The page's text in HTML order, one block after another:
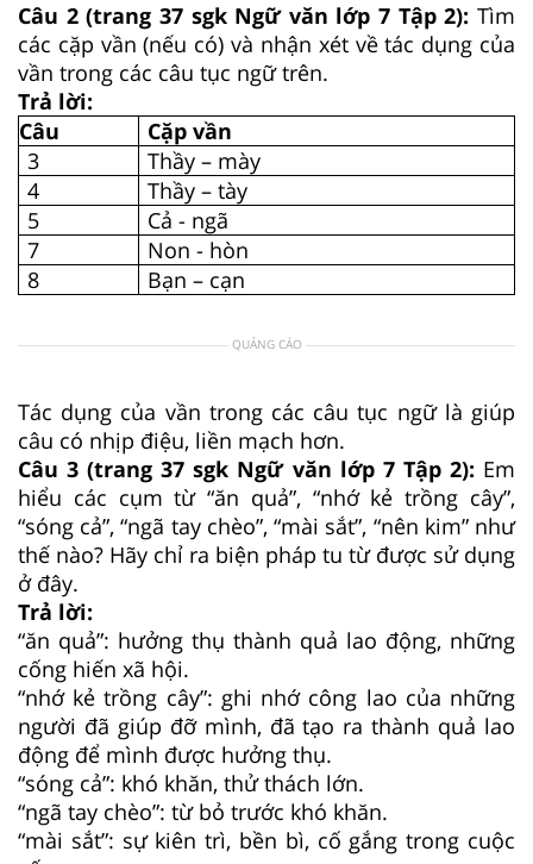
Câu 2 (trang 37 sgk Ngữ văn lớp 7 Tập 2): Tìm
các cặp vần (nếu có) và nhận xét về tác dụng của
vần trong các câu tục ngữ trên.
Trả lời:
Câu
Cặp vần
3
Thầy – mày
4
Thầy – tày
5
Cả - ngã
7
Non - hòn
8
Bạn – cạn
QUẢNG CÁO
Tác dụng của vần trong các câu tục ngữ là giúp
câu có nhịp điệu, liền mạch hơn.
Câu 3 (trang 37 sgk Ngữ văn lớp 7 Tập 2): Em
hiểu các cụm từ “ăn quả”, “nhớ kẻ trồng cây”,
“sóng cả”, “ngã tay chèo”, “mài sắt”, “nên kim” như
thế nào? Hãy chỉ ra biện pháp tu từ được sử dụng
ở đây.
Trả lời:
“ăn quả”: hưởng thụ thành quả lao động, những
cống hiến xã hội.
“nhớ kẻ trồng cây”: ghi nhớ công lao của những
người đã giúp đỡ mình, đã tạo ra thành quả lao
động để mình được hưởng thụ.
“sóng cả”: khó khăn, thử thách lớn.
“ngã tay chèo”: từ bỏ trước khó khăn.
“mài sắt”: sự kiên trì, bền bì, cố gắng trong cuộc